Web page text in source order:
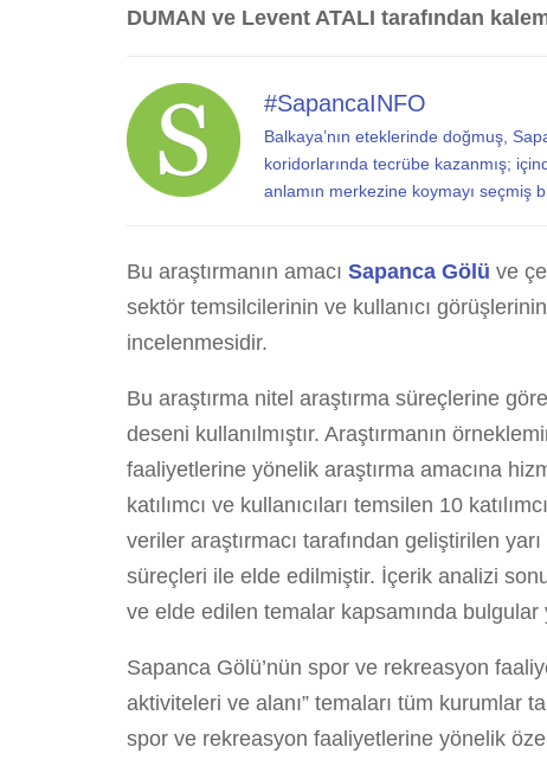
DUMAN ve Levent ATALI tarafından
#SapancaINFO
Balkaya’nın eteklerinde doğmuş,
koridorlarında tecrübe kazanmış;
anlamın merkezine koymayı seçmiş
Bu araştırmanın amacı Sapanca Gölü ve
sektör temsilcilerinin ve kullanıcı
incelenmesidir.
Bu araştırma nitel araştırma süreçlerine
deseni kullanılmıştır. Araştırmanın
faaliyetlerine yönelik araştırma amacına
katılımcı ve kullanıcıları temsilen 10
veriler araştırmacı tarafından geliştirilen
süreçleri ile elde edilmiştir. İçerik analizi
ve elde edilen temalar kapsamında bulgular
Sapanca Gölü’nün spor ve rekreasyon
aktiviteleri ve alanı” temaları tüm kurumlar
spor ve rekreasyon faaliyetlerine yönelik